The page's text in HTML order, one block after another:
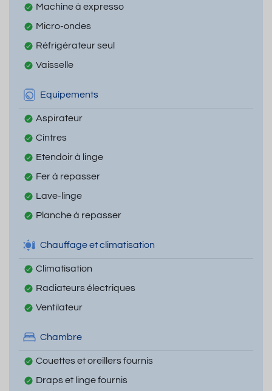
Machine à expresso
Micro-ondes
Réfrigérateur seul
Vaisselle
Equipements
Aspirateur
Cintres
Etendoir à linge
Fer à repasser
Lave-linge
Planche à repasser
Chauffage et climatisation
Climatisation
Radiateurs électriques
Ventilateur
Chambre
Couettes et oreillers fournis
Draps et linge fournis